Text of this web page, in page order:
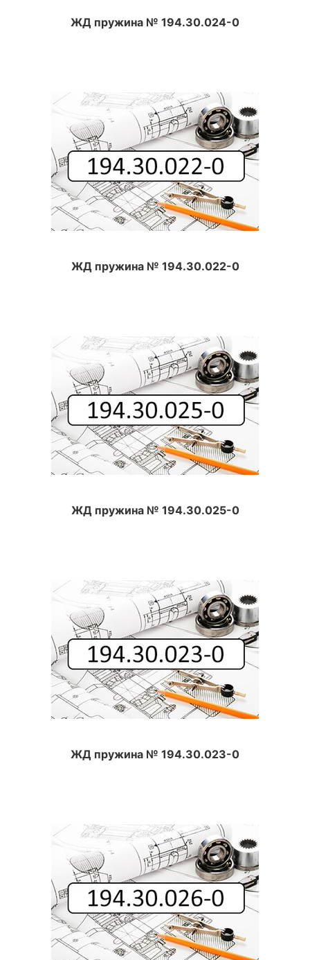
ЖД пружина № 194.30.024-0
ЖД пружина № 194.30.022-0
ЖД пружина № 194.30.025-0
ЖД пружина № 194.30.023-0